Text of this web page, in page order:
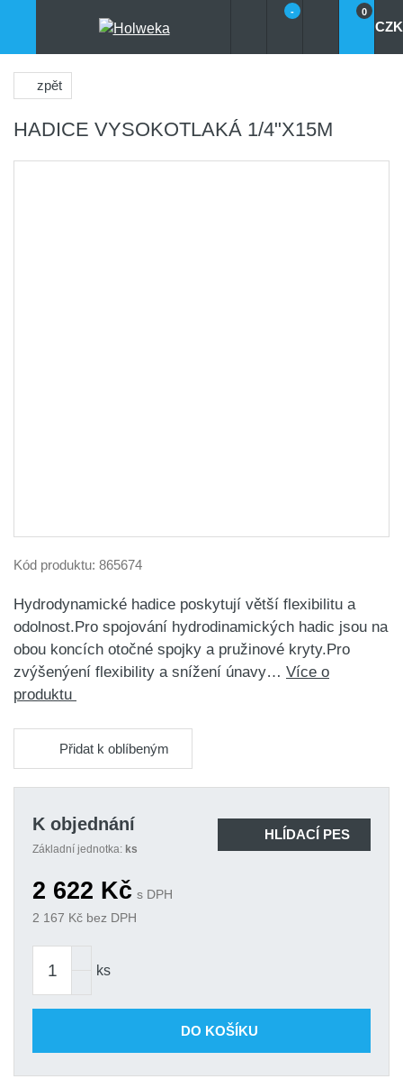
- 0
CZK
zpět
HADICE VYSOKOTLAKÁ 1/4"X15M
Kód produktu: 865674
Hydrodynamické hadice poskytují větší flexibilitu a
odolnost.Pro spojování hydrodinamických hadic jsou na
obou koncích otočné spojky a pružinové kryty.Pro
zvýšenýení flexibility a snížení únavy… Více o
produktu
Přidat k oblíbeným
K objednání
Základní jednotka: ks
HLÍDACÍ PES
2 622 Kč s DPH
2 167 Kč bez DPH
ks
DO KOŠÍKU